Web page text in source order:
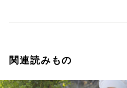
関連読みもの